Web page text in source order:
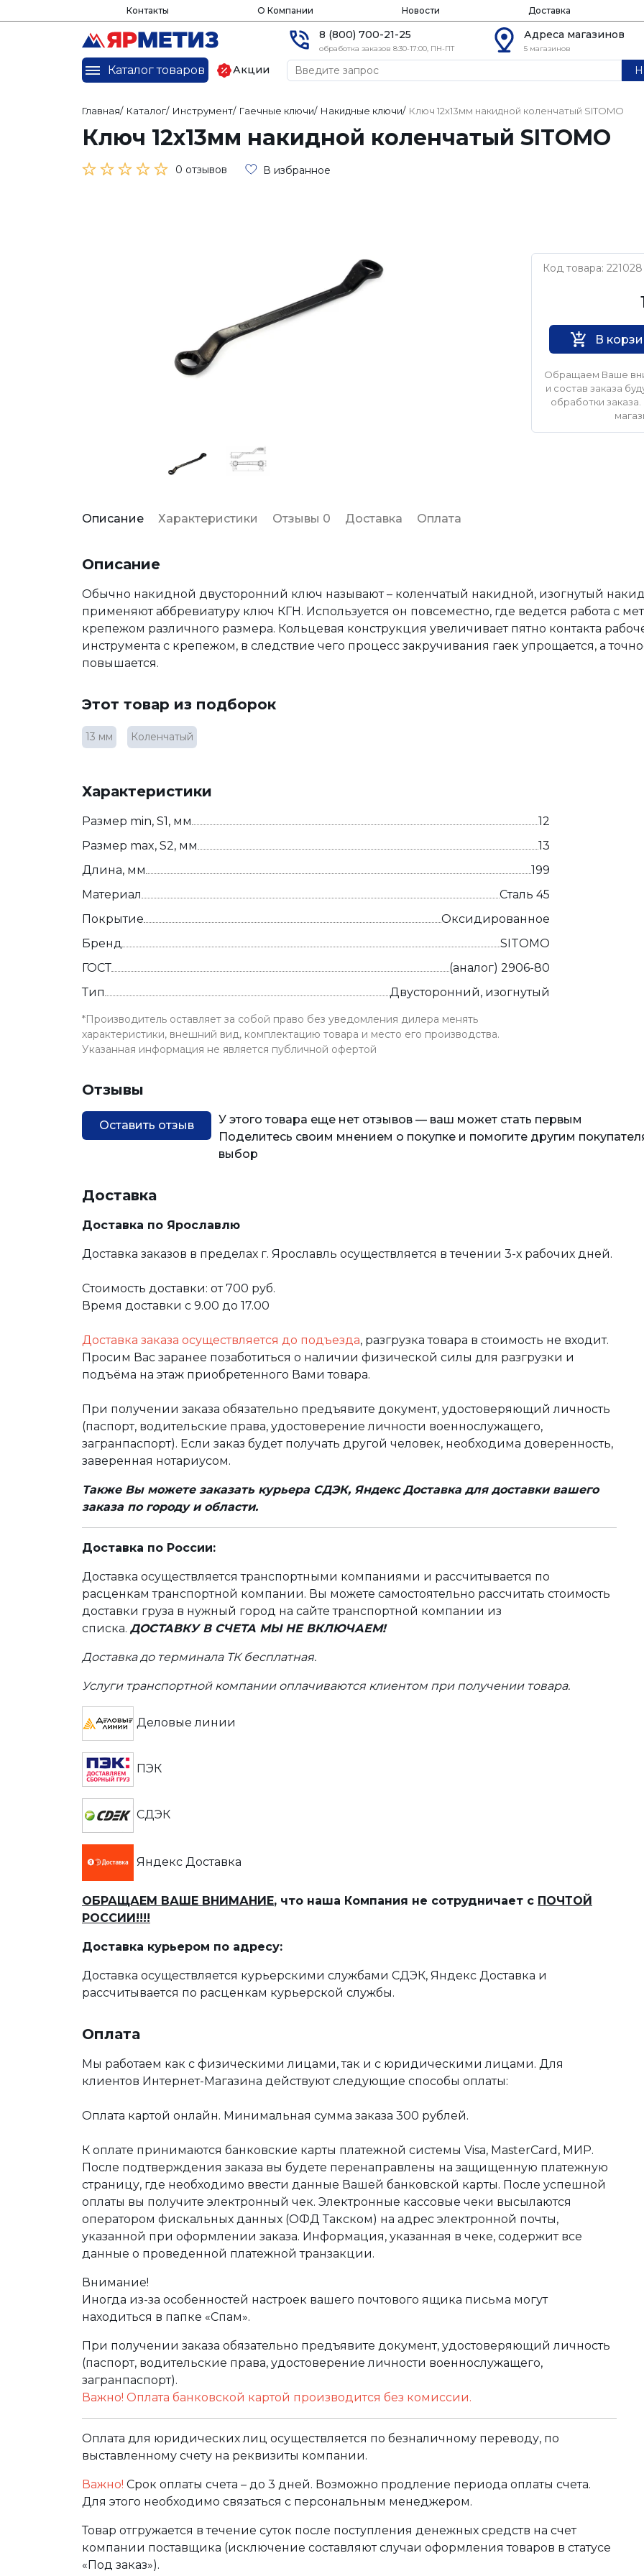
Контакты О Компании Новости Доставка
8 (800) 700-21-25
обработка заказов 8:30-17:00, ПН-ПТ
Адреса магазинов
5 магазинов
Каталог товаров Акции
Главная/ Каталог/ Инструмент/ Гаечные ключи/ Накидные ключи/ Ключ 12х13мм накидной коленчатый SITOMO
Ключ 12х13мм накидной коленчатый SITOMO
0 отзывов В избранное
Код товара: 221028
В
Обращаем Ваше
и состав заказа
обработки
Описание Характеристики Отзывы 0 Доставка Оплата
Описание
Обычно накидной двусторонний ключ называют – коленчатый накидной, изогнутый
применяют аббревиатуру ключ КГН. Используется он повсеместно, где ведется работа с
крепежом различного размера. Кольцевая конструкция увеличивает пятно контакта
инструмента с крепежом, в следствие чего процесс закручивания гаек упрощается, а
повышается.
Этот товар из подборок
13 мм Коленчатый
Характеристики
Размер min, S1, мм
12
Размер max, S2, мм
13
Длина, мм
199
Материал
Сталь 45
Покрытие
Оксидированное
Бренд
SITOMO
ГОСТ
(аналог) 2906-80
Тип
Двусторонний, изогнутый
*Производитель оставляет за собой право без уведомления дилера менять
характеристики, внешний вид, комплектацию товара и место его производства.
Указанная информация не является публичной офертой
Отзывы
Оставить отзыв
У этого товара еще нет отзывов — ваш может стать первым
Поделитесь своим мнением о покупке и помогите другим
выбор
Доставка
Доставка по Ярославлю
Доставка заказов в пределах г. Ярославль осуществляется в течении 3-х рабочих дней.
Стоимость доставки: от 700 руб.
Время доставки с 9.00 до 17.00
Доставка заказа осуществляется до подъезда, разгрузка товара в стоимость не входит.
Просим Вас заранее позаботиться о наличии физической силы для разгрузки и
подъёма на этаж приобретенного Вами товара.
При получении заказа обязательно предъявите документ, удостоверяющий личность
(паспорт, водительские права, удостоверение личности военнослужащего,
загранпаспорт). Если заказ будет получать другой человек, необходима доверенность,
заверенная нотариусом.
Также Вы можете заказать курьера СДЭК, Яндекс Доставка для доставки вашего
заказа по городу и области.
Доставка по России:
Доставка осуществляется транспортными компаниями и рассчитывается по
расценкам транспортной компании. Вы можете самостоятельно рассчитать стоимость
доставки груза в нужный город на сайте транспортной компании из
списка. ДОСТАВКУ В СЧЕТА МЫ НЕ ВКЛЮЧАЕМ!
Доставка до терминала ТК бесплатная.
Услуги транспортной компании оплачиваются клиентом при получении товара.
Деловые линии
ПЭК
СДЭК
Яндекс Доставка
ОБРАЩАЕМ ВАШЕ ВНИМАНИЕ, что наша Компания не сотрудничает с ПОЧТОЙ
РОССИИ!!!!
Доставка курьером по адресу:
Доставка осуществляется курьерскими службами СДЭК, Яндекс Доставка и
рассчитывается по расценкам курьерской службы.
Оплата
Мы работаем как с физическими лицами, так и с юридическими лицами. Для
клиентов Интернет-Магазина действуют следующие способы оплаты:
Оплата картой онлайн. Минимальная сумма заказа 300 рублей.
К оплате принимаются банковские карты платежной системы Visa, MasterCard, МИР.
После подтверждения заказа вы будете перенаправлены на защищенную платежную
страницу, где необходимо ввести данные Вашей банковской карты. После успешной
оплаты вы получите электронный чек. Электронные кассовые чеки высылаются
оператором фискальных данных (ОФД Такском) на адрес электронной почты,
указанной при оформлении заказа. Информация, указанная в чеке, содержит все
данные о проведенной платежной транзакции.
Внимание!
Иногда из-за особенностей настроек вашего почтового ящика письма могут
находиться в папке «Спам».
При получении заказа обязательно предъявите документ, удостоверяющий личность
(паспорт, водительские права, удостоверение личности военнослужащего,
загранпаспорт).
Важно! Оплата банковской картой производится без комиссии.
Оплата для юридических лиц осуществляется по безналичному переводу, по
выставленному счету на реквизиты компании.
Важно! Срок оплаты счета – до 3 дней. Возможно продление периода оплаты счета.
Для этого необходимо связаться с персональным менеджером.
Товар отгружается в течение суток после поступления денежных средств на счет
компании поставщика (исключение составляют случаи оформления товаров в статусе
«Под заказ»).